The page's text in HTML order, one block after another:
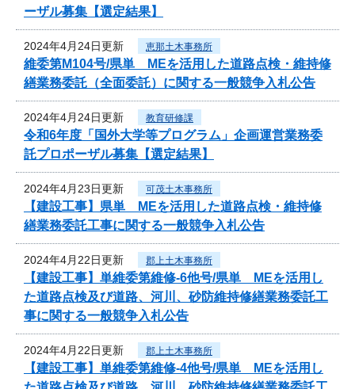
ーザル募集【選定結果】
2024年4月24日更新 恵那土木事務所
維委第M104号/県単 MEを活用した道路点検・維持修
繕業務委託（全面委託）に関する一般競争入札公告
2024年4月24日更新 教育研修課
令和6年度「国外大学等プログラム」企画運営業務委
託プロポーザル募集【選定結果】
2024年4月23日更新 可茂土木事務所
【建設工事】県単 MEを活用した道路点検・維持修
繕業務委託工事に関する一般競争入札公告
2024年4月22日更新 郡上土木事務所
【建設工事】単維委第維修‐6他号/県単 MEを活用し
た道路点検及び道路、河川、砂防維持修繕業務委託工
事に関する一般競争入札公告
2024年4月22日更新 郡上土木事務所
【建設工事】単維委第維修‐4他号/県単 MEを活用し